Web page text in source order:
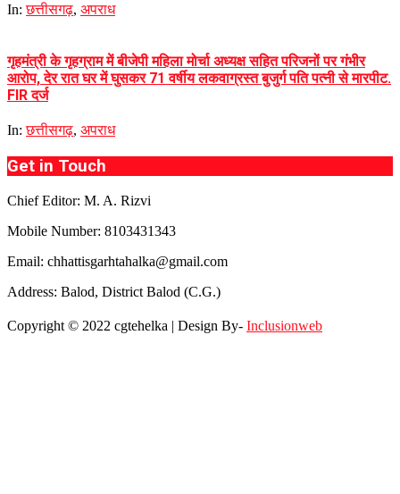
In: छत्तीसगढ़, अपराध
गृहमंत्री के गृहग्राम में बीजेपी महिला मोर्चा अध्यक्ष सहित परिजनों पर गंभीर
आरोप, देर रात घर में घुसकर 71 वर्षीय लकवाग्रस्त बुजुर्ग पति पत्नी से मारपीट.
FIR दर्ज
In: छत्तीसगढ़, अपराध
Get in Touch
Chief Editor: M. A. Rizvi
Mobile Number: 8103431343
Email: chhattisgarhtahalka@gmail.com
Address: Balod, District Balod (C.G.)
Copyright © 2022 cgtehelka | Design By- Inclusionweb